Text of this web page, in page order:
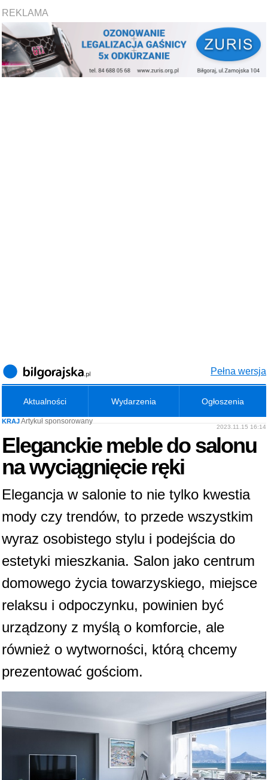
REKLAMA
Pełna wersja
Aktualności Wydarzenia Ogłoszenia
KRAJArtykuł sponsorowany
2023.11.15 16:14
Eleganckie meble do salonu
na wyciągnięcie ręki
Elegancja w salonie to nie tylko kwestia
mody czy trendów, to przede wszystkim
wyraz osobistego stylu i podejścia do
estetyki mieszkania. Salon jako centrum
domowego życia towarzyskiego, miejsce
relaksu i odpoczynku, powinien być
urządzony z myślą o komforcie, ale
również o wytworności, którą chcemy
prezentować gościom.